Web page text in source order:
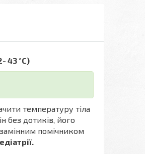
43 °C)
температуру тіла
без дотиків, його
помічником